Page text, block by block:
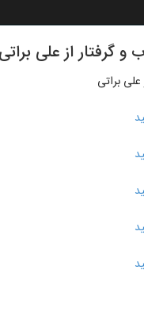
گرفتار از علی
براتی